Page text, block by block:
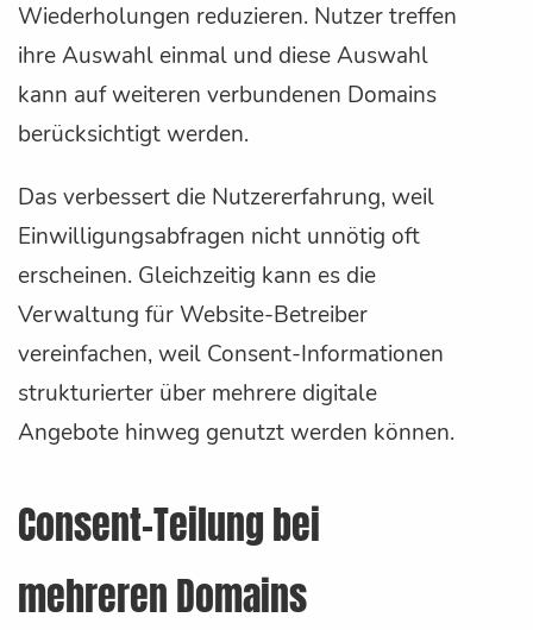
Wiederholungen reduzieren. Nutzer treffen
ihre Auswahl einmal und diese Auswahl
kann auf weiteren verbundenen Domains
berücksichtigt werden.
Das verbessert die Nutzererfahrung, weil
Einwilligungsabfragen nicht unnötig oft
erscheinen. Gleichzeitig kann es die
Verwaltung für Website-Betreiber
vereinfachen, weil Consent-Informationen
strukturierter über mehrere digitale
Angebote hinweg genutzt werden können.
Consent-Teilung bei
mehreren Domains